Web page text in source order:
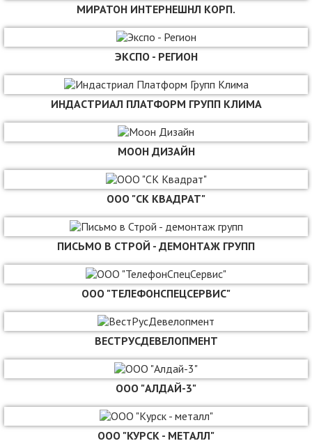
МИРАТОН ИНТЕРНЕШНЛ КОРП.
ЭКСПО - РЕГИОН
ИНДАСТРИАЛ ПЛАТФОРМ ГРУПП КЛИМА
МООН ДИЗАЙН
ООО "СК КВАДРАТ"
ПИСЬМО В СТРОЙ - ДЕМОНТАЖ ГРУПП
ООО "ТЕЛЕФОНСПЕЦСЕРВИС"
ВЕСТРУСДЕВЕЛОПМЕНТ
ООО "АЛДАЙ-3"
ООО "КУРСК - МЕТАЛЛ"